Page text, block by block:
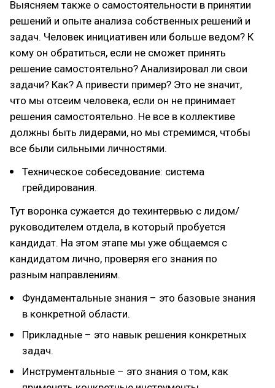
Выясняем также о самостоятельности в принятии
решений и опыте анализа собственных решений и
задач. Человек инициативен или больше ведом? К
кому он обратиться, если не сможет принять
решение самостоятельно? Анализировал ли свои
задачи? Как? А привести пример? Это не значит,
что мы отсеим человека, если он не принимает
решения самостоятельно. Не все в коллективе
должны быть лидерами, но мы стремимся, чтобы
все были сильными личностями.
Техническое собеседование: система
грейдирования.
Тут воронка сужается до техинтервью с лидом/
руководителем отдела, в который пробуется
кандидат. На этом этапе мы уже общаемся с
кандидатом лично, проверяя его знания по
разным направлениям.
Фундаментальные знания – это базовые знания
в конкретной области.
Прикладные – это навык решения конкретных
задач.
Инструментальные – это знания о том, как